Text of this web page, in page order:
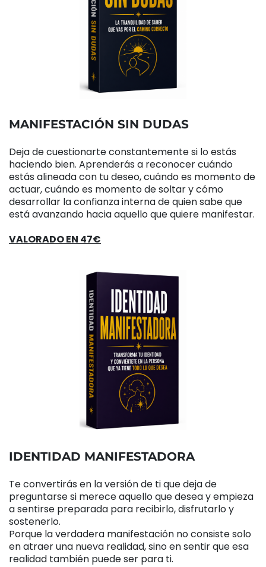
MANIFESTACIÓN SIN DUDAS
Deja de cuestionarte constantemente si lo estás
haciendo bien. Aprenderás a reconocer cuándo
estás alineada con tu deseo, cuándo es momento de
actuar, cuándo es momento de soltar y cómo
desarrollar la confianza interna de quien sabe que
está avanzando hacia aquello que quiere manifestar.
VALORADO EN 47€
IDENTIDAD MANIFESTADORA
Te convertirás en la versión de ti que deja de
preguntarse si merece aquello que desea y empieza
a sentirse preparada para recibirlo, disfrutarlo y
sostenerlo.
Porque la verdadera manifestación no consiste solo
en atraer una nueva realidad, sino en sentir que esa
realidad también puede ser para ti.